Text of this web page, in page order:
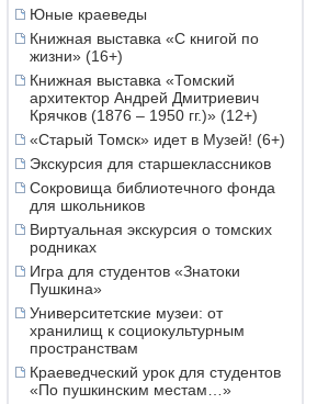
Юные краеведы
Книжная выставка «С книгой по
жизни» (16+)
Книжная выставка «Томский
архитектор Андрей Дмитриевич
Крячков (1876 – 1950 гг.)» (12+)
«Старый Томск» идет в Музей! (6+)
Экскурсия для старшеклассников
Сокровища библиотечного фонда
для школьников
Виртуальная экскурсия о томских
родниках
Игра для студентов «Знатоки
Пушкина»
Университетские музеи: от
хранилищ к социокультурным
пространствам
Краеведческий урок для студентов
«По пушкинским местам…»